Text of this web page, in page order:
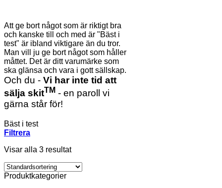
Att ge bort något som är riktigt bra
och kanske till och med är "Bäst i
test" är ibland viktigare än du tror.
Man vill ju ge bort något som håller
måttet. Det är ditt varumärke som
ska glänsa och vara i gott sällskap.
Och du - Vi har inte tid att
sälja skitTM - en paroll vi
gärna står för!
Bäst i test
Filtrera
Visar alla 3 resultat
Produktkategorier